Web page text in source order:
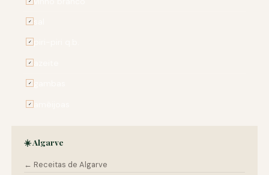
✓
✓
✓
✓
✓
☀️ Algarve
← Receitas de Algarve